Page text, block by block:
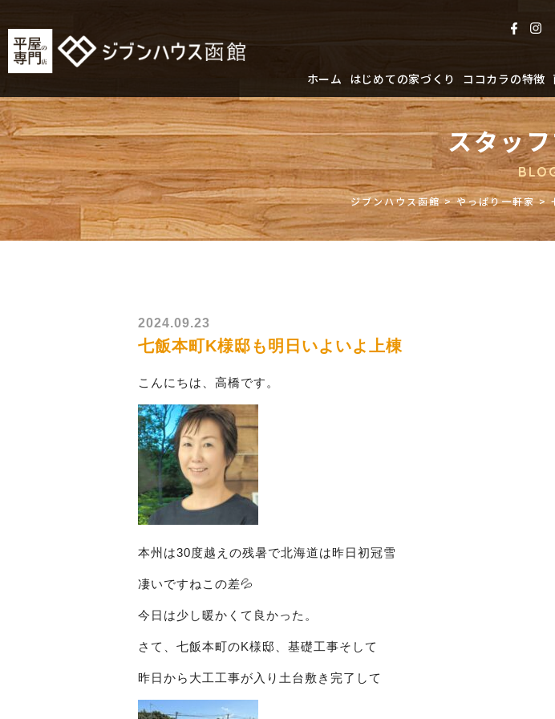
ホーム はじめての家づくり ココカラの特徴
スタッ
ジブンハウス函館>やっぱり一軒家>
2024.09.23
七飯本町K様邸も明日いよいよ上棟
こんにちは、高橋です。
本州は30度越えの残暑で北海道は昨日初冠雪
凄いですねこの差💦
今日は少し暖かくて良かった。
さて、七飯本町のK様邸、基礎工事そして
昨日から大工工事が入り土台敷き完了して